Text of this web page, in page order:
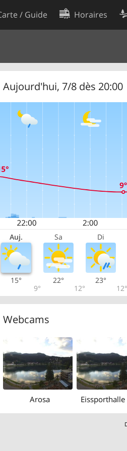
/ Guide Horaires
Aujourd'hui, 7/8 dès 20:00
Auj. Sa Di
15°
9°
22°
12°
23°
12°
Webcams
Arosa